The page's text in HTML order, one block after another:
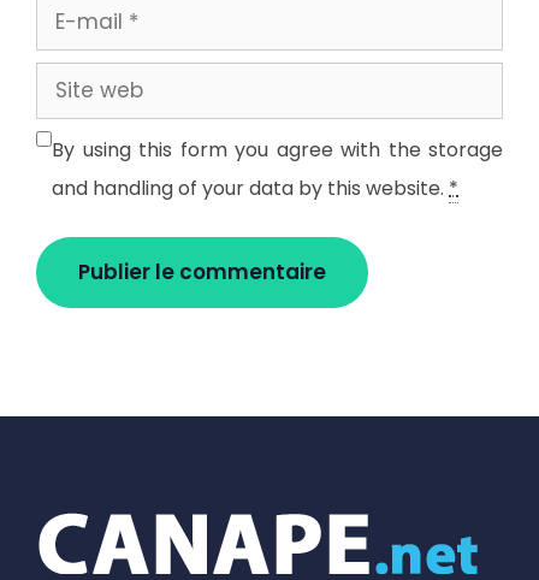
mail
Site
web
By using this form you agree with the storage
and handling of your data by this website. *